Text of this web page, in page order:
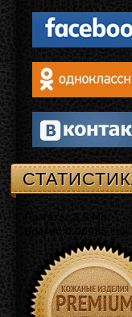
Память: 3.5 Mb
Время: 0.00985 сек.